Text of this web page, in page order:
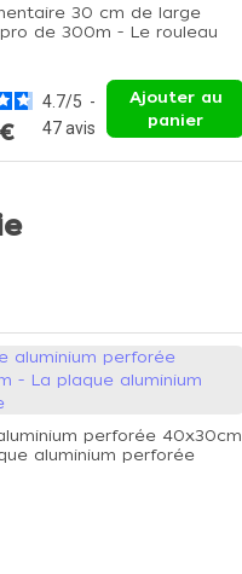
30 cm de large
de 300m - Le rouleau
4.7/5 -
47avis
Ajouter au
panier
perforée 40x30cm
aluminium perforée